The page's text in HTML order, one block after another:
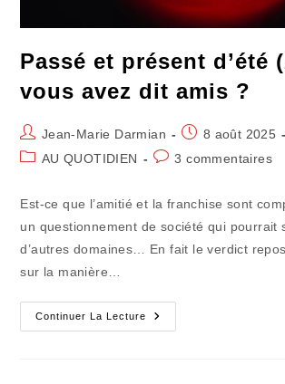
Passé et présent d’été
vous avez dit amis ?
Auteur/autrice
de
Jean-Marie Darmian
Publication
8 août 2025
PostAU QUOTIDIEN
Commentaires
publication :
3 commentaires
Est-ce que l’amitié et la franchise sont
un questionnement de société qui pourrait
d’autres domaines… En fait le verdict
sur la manière…
Continuer La Lecture
Passé
Et